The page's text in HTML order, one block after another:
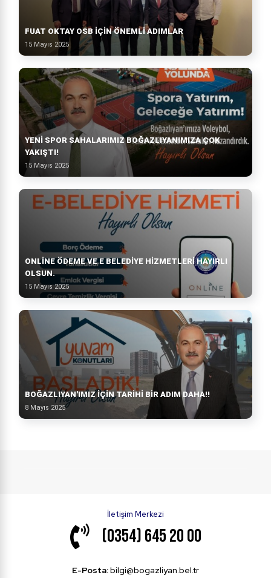
FUAT OKTAY OSB İÇIN ÖNEMLI ADIMLAR
15 Mayıs 2025
YENI SPOR SAHALARIMIZ BOĞAZLIYANIMIZA ÇOK
YAKIŞTI!
15 Mayıs 2025
ONLINE ÖDEME VE E BELEDIYE HIZMETLERI HAYIRLI
OLSUN.
15 Mayıs 2025
BOĞAZLIYAN'IMIZ İÇİN TARİHİ BİR ADIM DAHA!!
8 Mayıs 2025
İletişim Merkezi
(0354) 645 20 00
E-Posta:bilgi@bogazliyan.bel.tr